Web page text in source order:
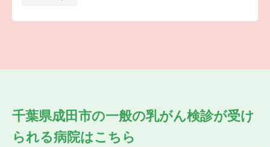
千葉県成田市の一般の乳がん検診が受け
られる病院はこちら